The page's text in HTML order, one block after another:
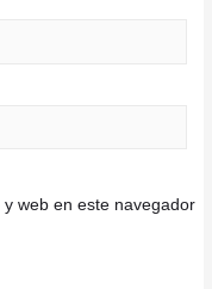
web en este navegador